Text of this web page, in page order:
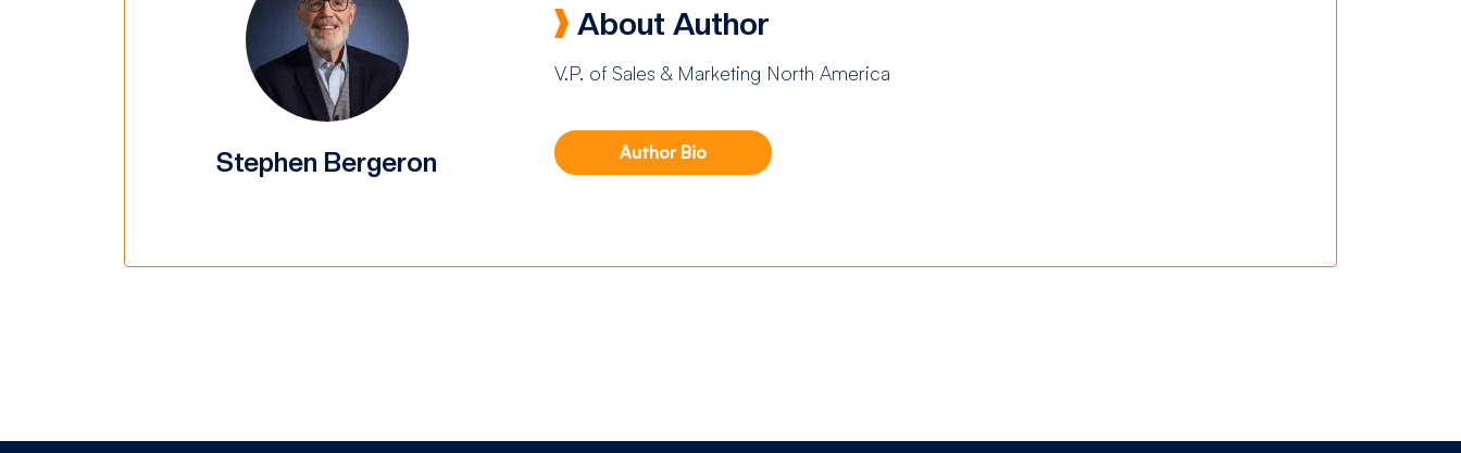
Stephen Bergeron
About Author
V.P. of Sales & Marketing North America
Author Bio